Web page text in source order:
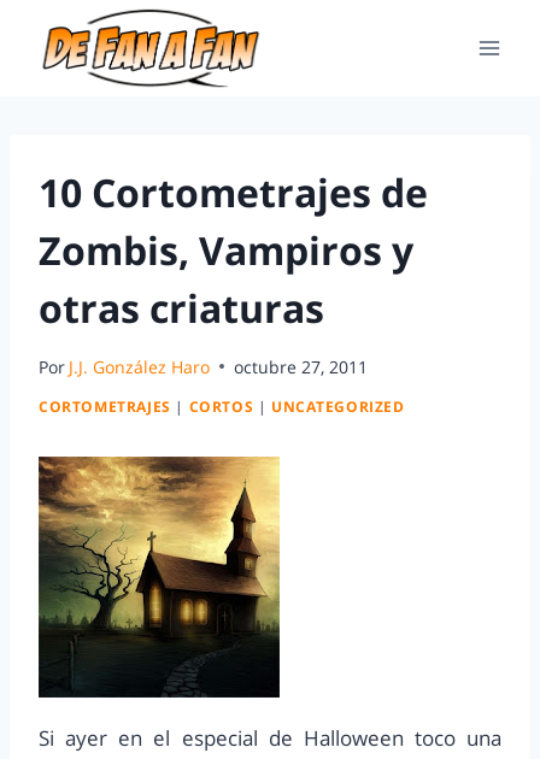
10 Cortometrajes de
Zombis, Vampiros y
otras criaturas
Por J.J. González Haro octubre 27, 2011
CORTOMETRAJES | CORTOS | UNCATEGORIZED
Si ayer en el especial de Halloween toco una